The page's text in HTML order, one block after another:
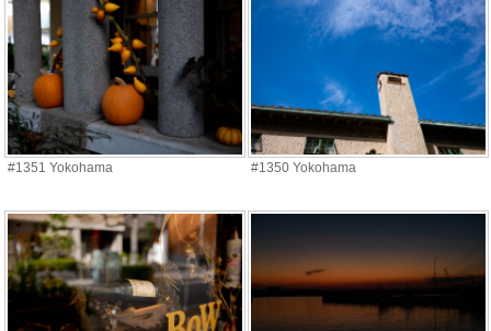
#1351 Yokohama #1350 Yokohama